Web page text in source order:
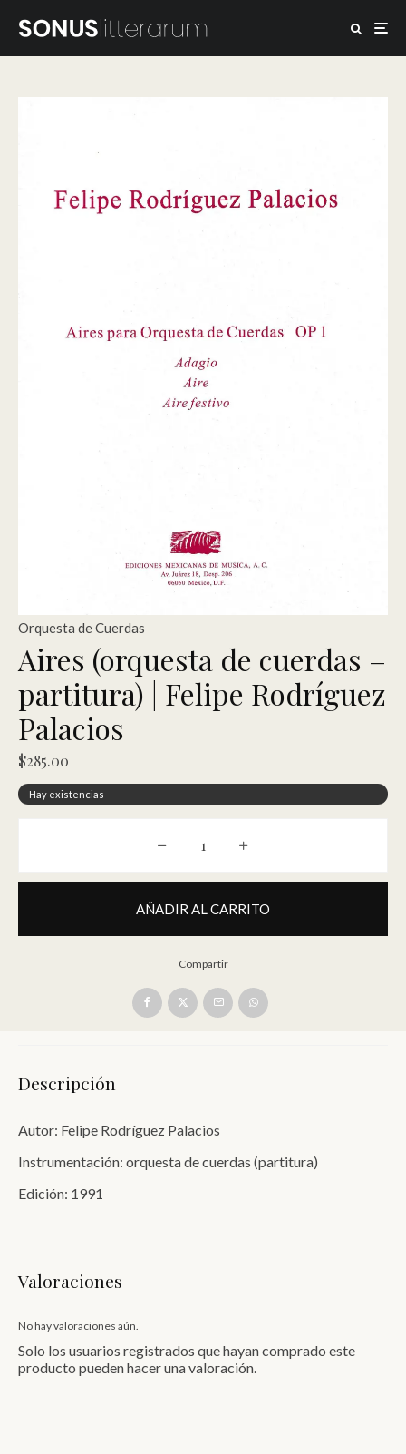
Orquesta de Cuerdas
Aires (orquesta de cuerdas –
partitura) | Felipe Rodríguez
Palacios
$285.00
Hay existencias
Aires (orquesta de cuerdas -
AÑADIR AL CARRITO
Compartir
Descripción
Autor: Felipe Rodríguez Palacios
Instrumentación: orquesta de cuerdas (partitura)
Edición: 1991
Valoraciones
No hay valoraciones aún.
Solo los usuarios registrados que hayan comprado este
producto pueden hacer una valoración.